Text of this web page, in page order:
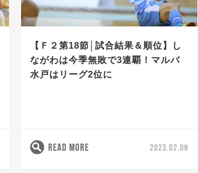
【Ｆ２第18節│試合結果＆順位】し
ながわは今季無敗で3連覇！マルバ
水戸はリーグ2位に
READ MORE 2023.02.09